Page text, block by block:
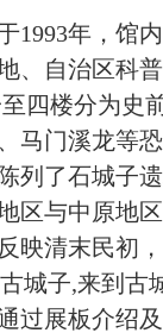
1993年，馆
、自治区科
四楼分为史
马门溪龙等
列了石城子
区与中原地
映清末民初
城子,来到
过展板介绍